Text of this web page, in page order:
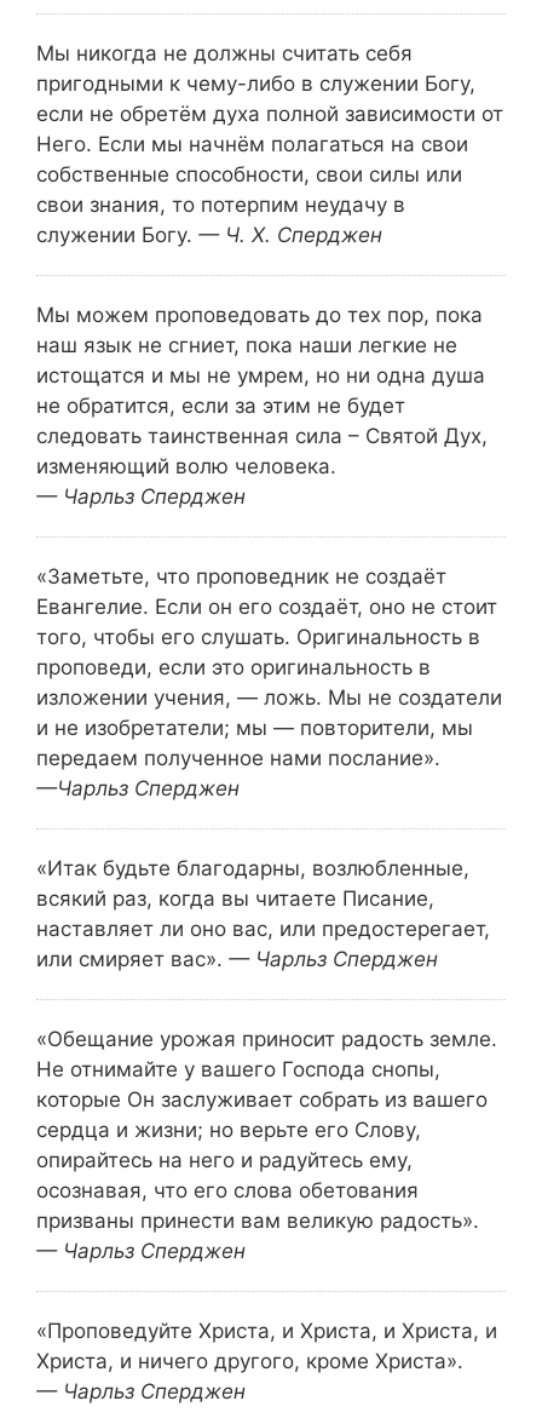
Мы никогда не должны считать себя
пригодными к чему-либо в служении Богу,
если не обретём духа полной зависимости от
Него. Если мы начнём полагаться на свои
собственные способности, свои силы или
свои знания, то потерпим неудачу в
служении Богу. — Ч. Х. Сперджен
Мы можем проповедовать до тех пор, пока
наш язык не сгниет, пока наши легкие не
истощатся и мы не умрем, но ни одна душа
не обратится, если за этим не будет
следовать таинственная сила – Святой Дух,
изменяющий волю человека.
— Чарльз Сперджен
«Заметьте, что проповедник не создаёт
Евангелие. Если он его создаёт, оно не стоит
того, чтобы его слушать. Оригинальность в
проповеди, если это оригинальность в
изложении учения, — ложь. Мы не создатели
и не изобретатели; мы — повторители, мы
передаем полученное нами послание».
—Чарльз Сперджен
«Итак будьте благодарны, возлюбленные,
всякий раз, когда вы читаете Писание,
наставляет ли оно вас, или предостерегает,
или смиряет вас». — Чарльз Сперджен
«Обещание урожая приносит радость земле.
Не отнимайте у вашего Господа снопы,
которые Он заслуживает собрать из вашего
сердца и жизни; но верьте его Слову,
опирайтесь на него и радуйтесь ему,
осознавая, что его слова обетования
призваны принести вам великую радость».
— Чарльз Сперджен
«Проповедуйте Христа, и Христа, и Христа, и
Христа, и ничего другого, кроме Христа».
— Чарльз Сперджен